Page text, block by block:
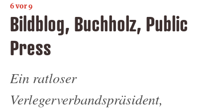
6 vor 9
Bildblog, Buchholz, Public
Press
Ein ratloser
Verlegerverbandspräsident,